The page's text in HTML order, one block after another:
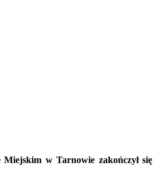
w Tarnowie zakończył się